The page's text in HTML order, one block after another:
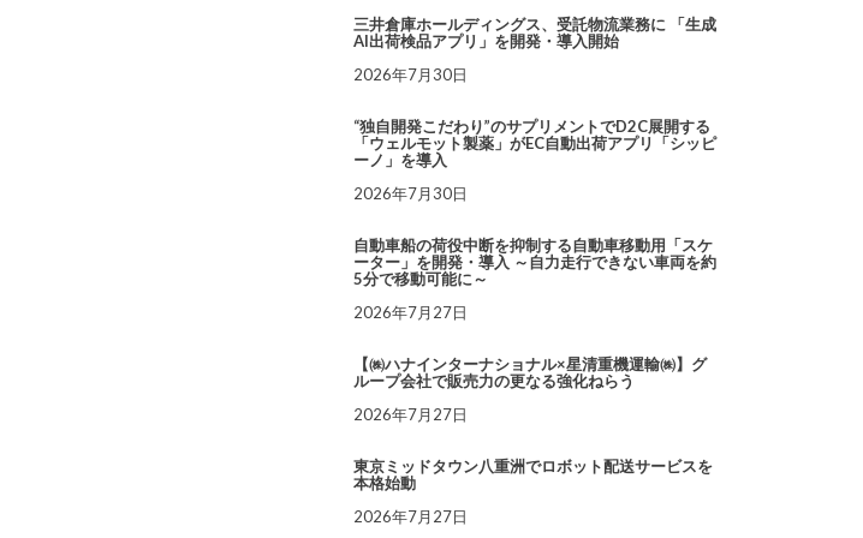
三井倉庫ホールディングス、受託物流業務に 「生成
AI出荷検品アプリ」を開発・導入開始
2026年7月30日
“独自開発こだわり”のサプリメントでD2C展開する
「ウェルモット製薬」がEC自動出荷アプリ「シッピ
ーノ」を導入
2026年7月30日
自動車船の荷役中断を抑制する自動車移動用「スケ
ーター」を開発・導入 ～自力走行できない車両を約
5分で移動可能に～
2026年7月27日
【㈱ハナインターナショナル×星清重機運輸㈱】グ
ループ会社で販売力の更なる強化ねらう
2026年7月27日
東京ミッドタウン八重洲でロボット配送サービスを
本格始動
2026年7月27日